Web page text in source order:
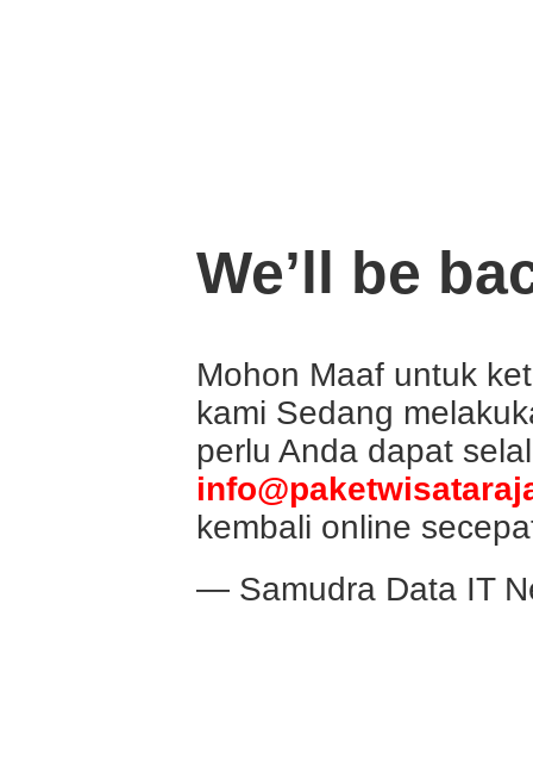
We’ll be
Mohon Maaf untuk
kami Sedang
perlu Anda dapat
kembali online
— Samudra Data IT